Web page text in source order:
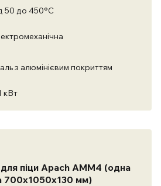
50 до 450°C
з алюмінієвим покриттям
кВт
для піци Apach АMM4 (одна
700х1050х130 мм)